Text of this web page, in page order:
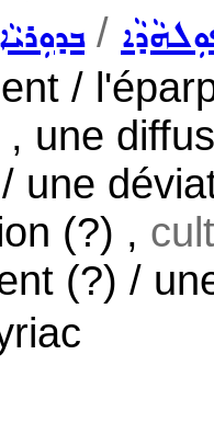
ܒܕܘܼܪܝܵܐ/
/
une
une
(?) ,
(?) /